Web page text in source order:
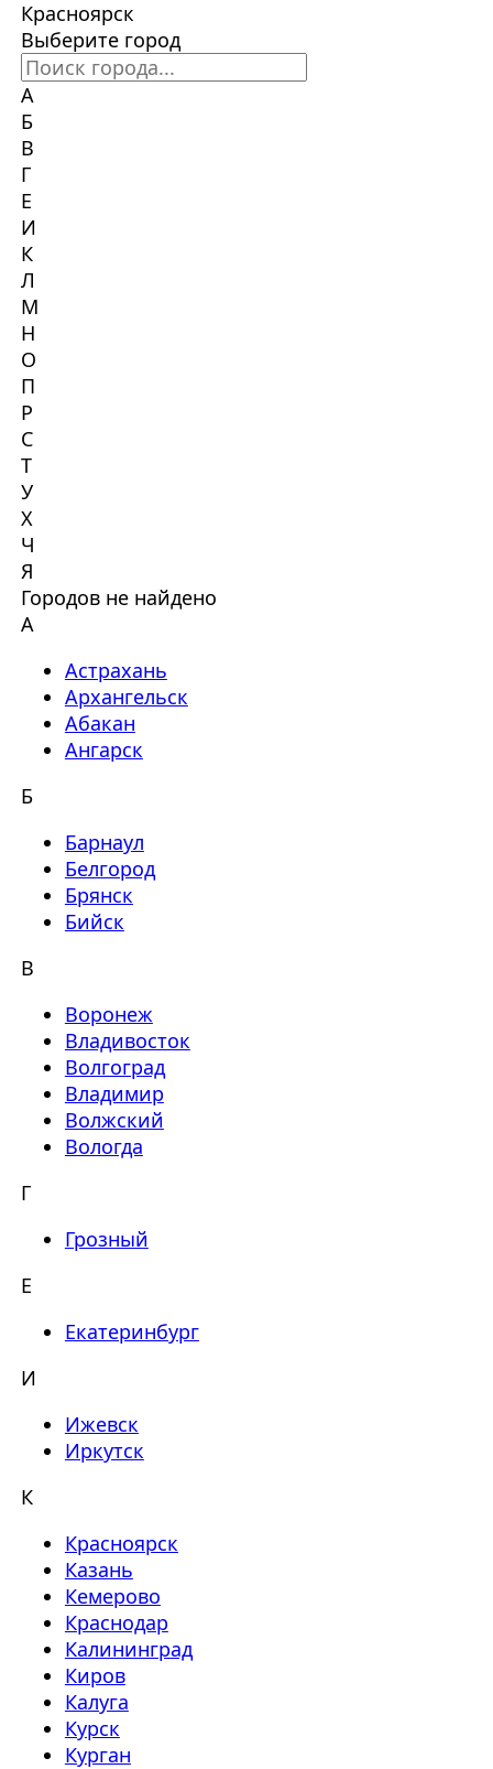
Красноярск
Выберите город
А
Б
В
Г
Е
И
К
Л
М
Н
О
П
Р
С
Т
У
Х
Ч
Я
Городов не найдено
А
Астрахань
Архангельск
Абакан
Ангарск
Б
Барнаул
Белгород
Брянск
Бийск
В
Воронеж
Владивосток
Волгоград
Владимир
Волжский
Вологда
Г
Грозный
Е
Екатеринбург
И
Ижевск
Иркутск
К
Красноярск
Казань
Кемерово
Краснодар
Калининград
Киров
Калуга
Курск
Курган